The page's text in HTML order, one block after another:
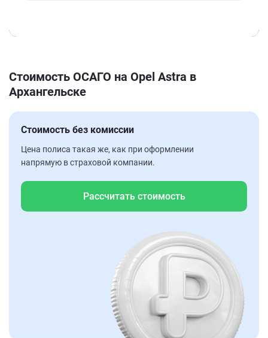
Стоимость ОСАГО на Opel Astra в
Архангельске
Стоимость без комиссии
Цена полиса такая же, как при оформлении
напрямую в страховой компании.
Рассчитать стоимость